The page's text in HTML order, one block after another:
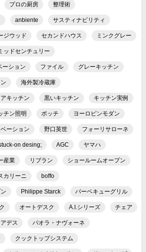
プロの厨房 整理術
anbiente サスティナビリティ
ジウッド セカンドハウス ミンクグレー
ッドセンチュリー
ーション ファイル グレーキッチン
海外製冷蔵庫
キッチン 黒いキッチン キッチン実例
チン照明 ボッチ ヨーロピンモダン
ーション 野口英世 フォーリサローネ
on desing; AGC ヤマハ
産業 リブラン ショールームオープン
カリーニ boffo
Philippe Starck バーベキューグリル
オートデスク A.I.シリーズ チェア
デス パオラ・ナヴォーネ
クックトップシステム